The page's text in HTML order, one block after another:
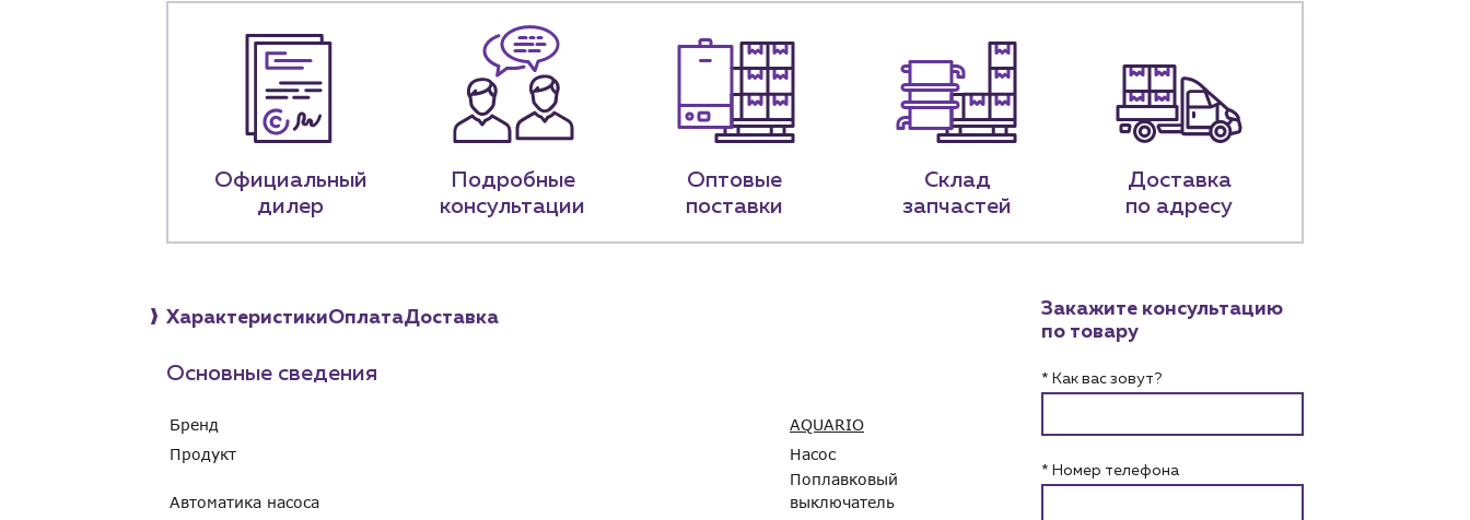
Официальный
дилер
Подробные
консультации
Оптовые
поставки
Склад
запчастей
Доставка
по адресу
ХарактеристикиОплатаДоставка
Основные сведения
Бренд
AQUARIO
Продукт
Насос
Автоматика насоса
Поплавковый
выключатель
Закажите консультацию
по товару
* Как вас зовут?
* Номер телефона